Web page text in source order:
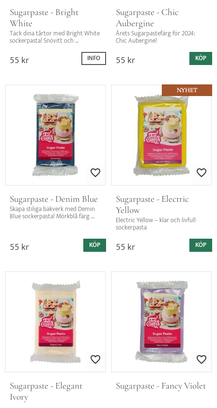
Sugarpaste - Bright
White
Täck dina tårtor med Bright White
sockerpasta! Snövitt och
unika dekorationer!
55kr INFO
Sugarpaste - Chic
Aubergine
Årets Sugarpastefärg för 2024:
Chic Aubergine!
55kr KÖP
Lägg till i favoriter
Sugarpaste - Denim Blue
Skapa stiliga bakverk med Demin
Blue sockerpasta! Mörkblå färg
55kr KÖP
Lägg till i
Sugarpaste - Electric
Yellow
Electric Yellow – klar och livfull
sockerpasta
55kr
NYHET
KÖP
Lägg till i favoriter
Sugarpaste - Elegant
Ivory
Lägg till i
Sugarpaste - Fancy Violet